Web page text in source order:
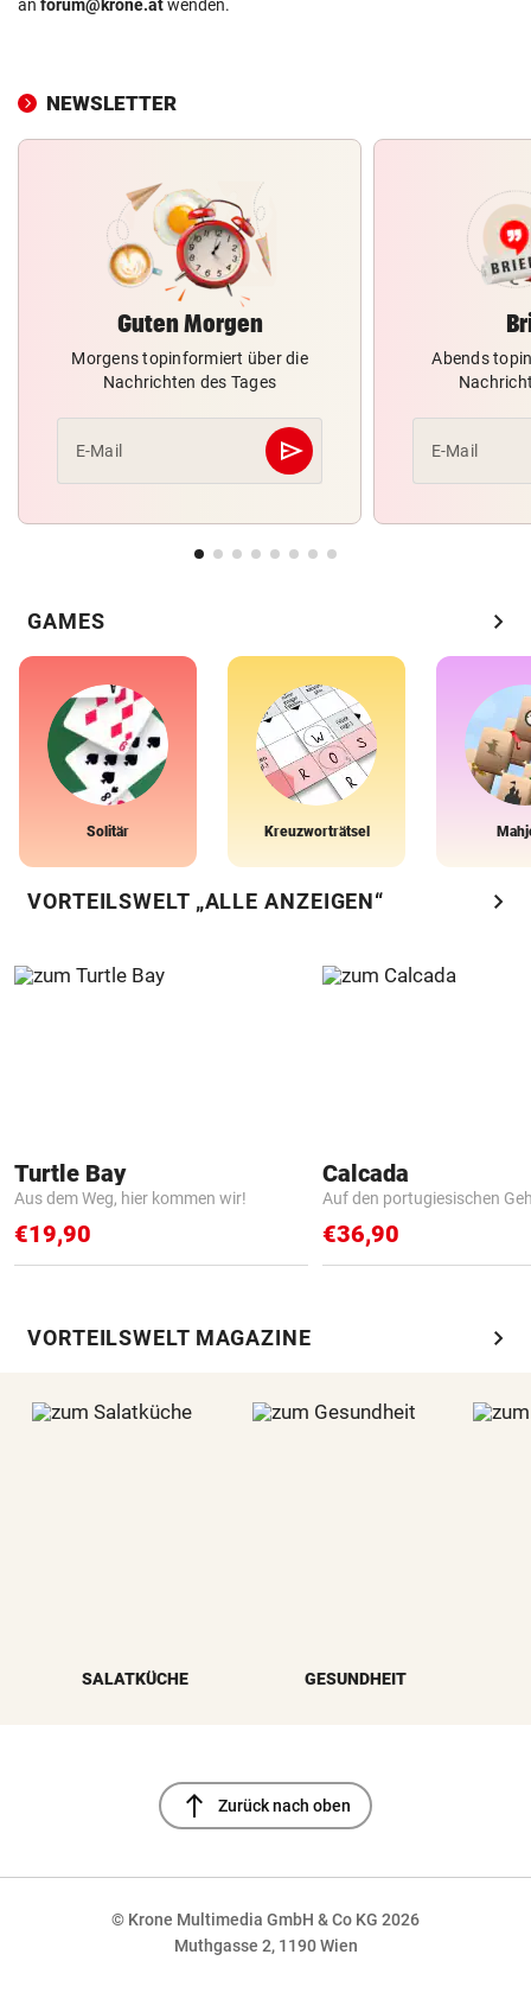
an forum@krone.atwenden.
NEWSLETTER
Guten Morgen
Morgens topinformiert über die
Nachrichten des Tages
E-Mail send
Abschicken
Abends
E-Mail
GAMES chevron_right
Solitär Kreuzworträtsel
VORTEILSWELT „ALLE ANZEIGEN“ chevron_right
Turtle Bay
Aus dem Weg, hier kommen wir!
€19,90
Calcada
Auf den portugiesischen
€36,90
VORTEILSWELT MAGAZINE chevron_right
SALATKÜCHE GESUNDHEIT
north Zurück nach oben
© Krone Multimedia GmbH & Co KG 2026
Muthgasse 2, 1190 Wien